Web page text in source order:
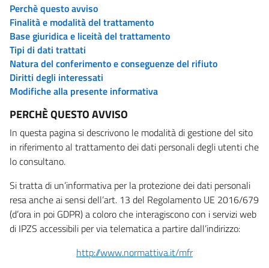
Perchè questo avviso
Finalità e modalità del trattamento
Base giuridica e liceità del trattamento
Tipi di dati trattati
Natura del conferimento e conseguenze del rifiuto
Diritti degli interessati
Modifiche alla presente informativa
PERCHÈ QUESTO AVVISO
In questa pagina si descrivono le modalità di gestione del sito
in riferimento al trattamento dei dati personali degli utenti che
lo consultano.
Si tratta di un’informativa per la protezione dei dati personali
resa anche ai sensi dell’art. 13 del Regolamento UE 2016/679
(d’ora in poi GDPR) a coloro che interagiscono con i servizi web
di IPZS accessibili per via telematica a partire dall’indirizzo:
http://www.normattiva.it/mfr